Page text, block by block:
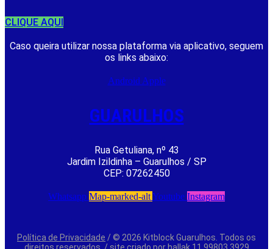
CLIQUE AQUI
Caso queira utilizar nossa plataforma via aplicativo, seguem
os links abaixo:
Android Apple
GUARULHOS
Rua Getuliana, nº 43
Jardim Izildinha – Guarulhos / SP
CEP: 07262450
Whatsapp Map-marked-altYoutube Instagram
Política de Privacidade / © 2026 Kitblock Guarulhos. Todos os